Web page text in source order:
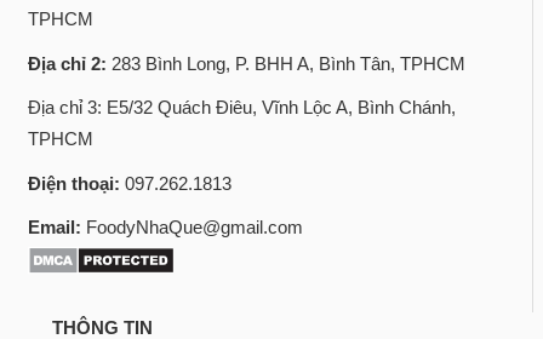
TPHCM
Địa chỉ 2: 283 Bình Long, P. BHH A, Bình Tân, TPHCM
Địa chỉ 3: E5/32 Quách Điêu, Vĩnh Lộc A, Bình Chánh,
TPHCM
Điện thoại: 097.262.1813
Email: FoodyNhaQue@gmail.com
THÔNG TIN